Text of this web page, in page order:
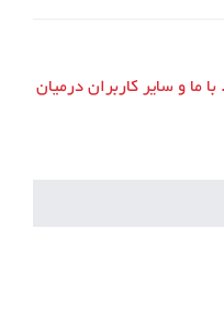
ما و سایر کاربران درمیان